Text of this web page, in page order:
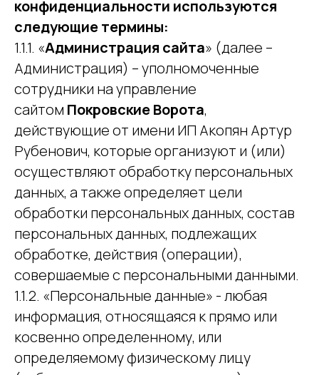
конфиденциальности используются
следующие термины:
1.1.1. «Администрация сайта» (далее –
Администрация) – уполномоченные
сотрудники на управление
сайтом Покровские Ворота,
действующие от имени ИП Акопян Артур
Рубенович, которые организуют и (или)
осуществляют обработку персональных
данных, а также определяет цели
обработки персональных данных, состав
персональных данных, подлежащих
обработке, действия (операции),
совершаемые с персональными данными.
1.1.2. «Персональные данные» - любая
информация, относящаяся к прямо или
косвенно определенному, или
определяемому физическому лицу